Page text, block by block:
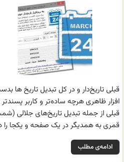
قبلی تاریخ‌دار و در کل تبدیل تاریخ ها
افزار ظاهری هرچه ساده‌تر و کاربر
قبلی از جمله تبدیل تاریخ‌های جلالی
قمری به همدیگر در یک صفحه و یکجا را
ادامه‌ی مطلب